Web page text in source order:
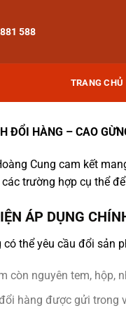
588
TRANG CHỦ
ĐỔI HÀNG – CAO
Cung cam kết
trường hợp cụ thể
ÁP DỤNG
có thể yêu cầu đổi sản
còn nguyên tem, hộp,
hàng được gửi trong